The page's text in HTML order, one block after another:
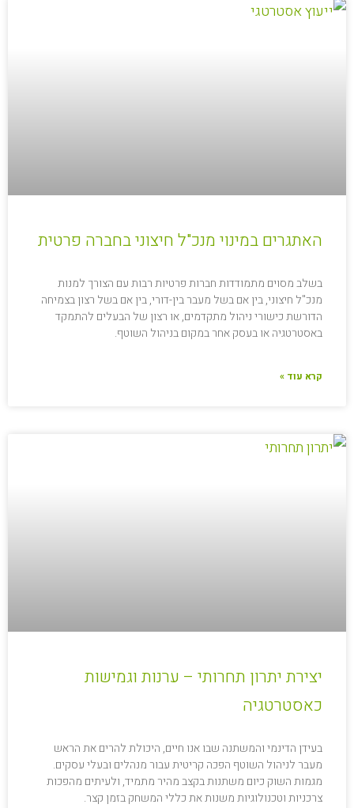
האתגרים במינוי מנכ"ל חיצוני בחברה פרטית
בשלב מסוים מתמודדות חברות פרטיות רבות עם הצורך למנות
מנכ"ל חיצוני, בין אם בשל מעבר בין-דורי, בין אם בשל רצון בצמיחה
הדורשת כישורי ניהול מתקדמים, או רצון של הבעלים להתמקד
באסטרטגיה או בעסק אחר במקום בניהול השוטף.
קרא עוד »
יצירת יתרון תחרותי – ערנות וגמישות
כאסטרטגיה
בעידן הדינמי והמשתנה שבו אנו חיים, היכולת להרים את הראש
מעבר לניהול השוטף הפכה קריטית עבור מנהלים ובעלי עסקים.
מגמות השוק כיום משתנות בקצב מהיר מתמיד, ולעיתים מהפכות
צרכניות וטכנולוגיות משנות את כללי המשחק בזמן קצר.